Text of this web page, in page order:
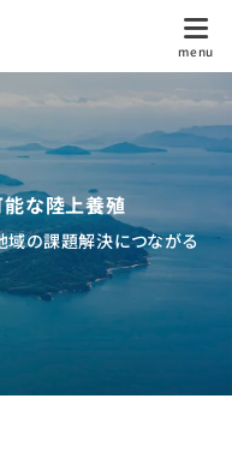
能な陸上養殖
域の課題解決につながる